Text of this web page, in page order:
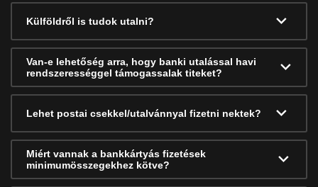
Külföldről is tudok utalni?
Van-e lehetőség arra, hogy banki utalással havi
rendszerességgel támogassalak titeket?
Lehet postai csekkel/utalvánnyal fizetni nektek?
Miért vannak a bankkártyás fizetések
minimumösszegekhez kötve?